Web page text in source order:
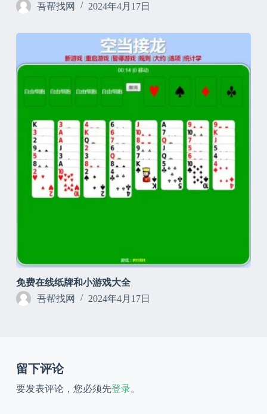
吾帮找网
2024年4月17日
免费在线纸牌和小游戏大全
吾帮找网
2024年4月17日
留下评论
要发表评论，您必须先登录。